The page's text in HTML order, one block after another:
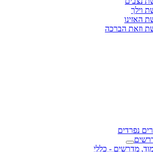
וילך
האזינו
וזאת הברכה
נפרדים
מדרשים - כללי